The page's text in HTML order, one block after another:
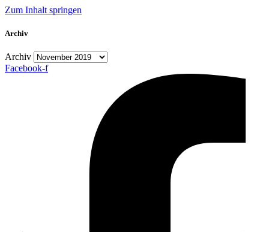
Zum Inhalt springen
Archiv
Archiv
Facebook-f